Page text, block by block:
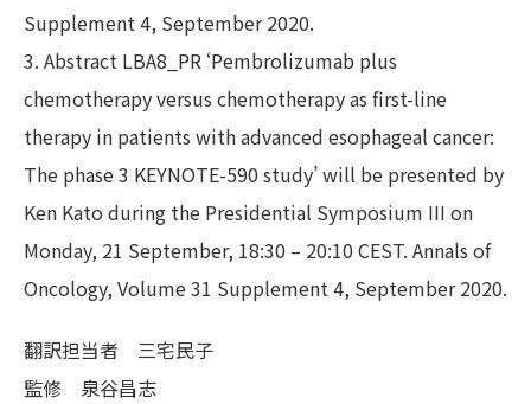
Supplement 4, September 2020.
3. Abstract LBA8_PR ‘Pembrolizumab plus
chemotherapy versus chemotherapy as first-line
therapy in patients with advanced esophageal cancer:
The phase 3 KEYNOTE-590 study’ will be presented by
Ken Kato during the Presidential Symposium III on
Monday, 21 September, 18:30 – 20:10 CEST. Annals of
Oncology, Volume 31 Supplement 4, September 2020.
翻訳担当者 三宅民子
監修 泉谷昌志